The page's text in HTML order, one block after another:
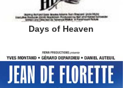
Days of Heaven